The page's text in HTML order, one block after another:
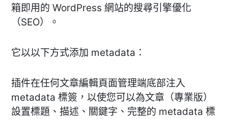
箱即用的 WordPress 網站的搜尋引擎優化
（SEO）。
它以以下方式添加 metadata：
插件在任何文章編輯頁面管理端底部注入
metadata 標簽，以使您可以為文章（專業版）
設置標題、描述、關鍵字、完整的 metadata 標